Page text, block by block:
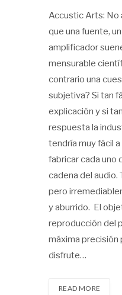
Accustic Arts: No
que una fuente,
amplificador
mensurable
contrario una
subjetiva? Si tan
explicación y si
respuesta la
tendría muy fácil
fabricar cada uno
cadena del audio.
pero
y aburrido. El
reproducción del
máxima precisión
disfrute…
READ MORE